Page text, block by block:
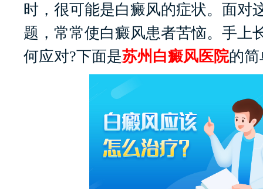
时，很可能是白癜风的症状。面对
题，常常使白癜风患者苦恼。手上
何应对?下面是苏州白癜风医院的